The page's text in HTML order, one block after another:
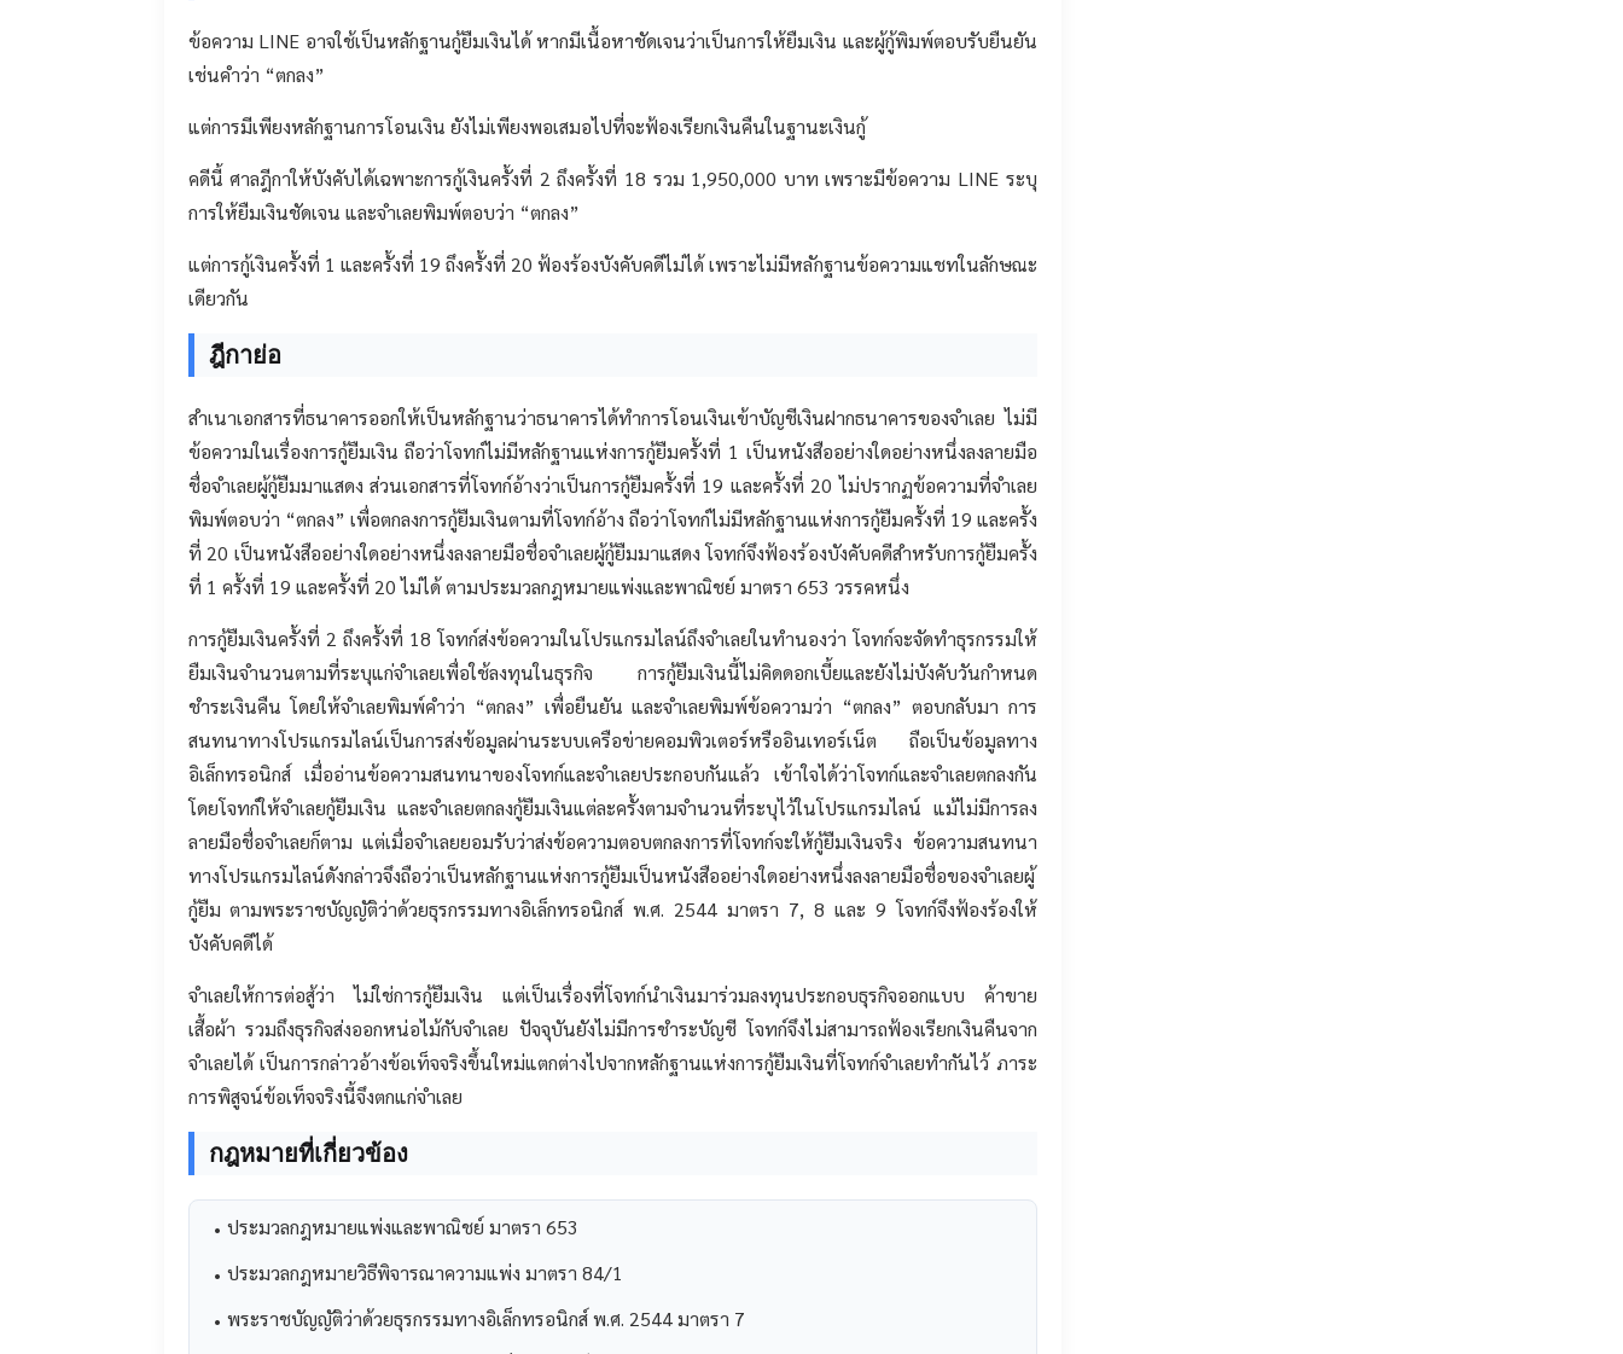
ข้อความ LINE อาจใช้เป็นหลักฐานกู้ยืมเงินได้ หากมีเนื้อหาชัดเจนว่าเป็นการให้ยืมเงิน และผู้กู้พิมพ์ตอบรับยืนยัน
เช่นคำว่า “ตกลง”
แต่การมีเพียงหลักฐานการโอนเงิน ยังไม่เพียงพอเสมอไปที่จะฟ้องเรียกเงินคืนในฐานะเงินกู้
คดีนี้ ศาลฎีกาให้บังคับได้เฉพาะการกู้เงินครั้งที่ 2 ถึงครั้งที่ 18 รวม 1,950,000 บาท เพราะมีข้อความ LINE ระบุ
การให้ยืมเงินชัดเจน และจำเลยพิมพ์ตอบว่า “ตกลง”
แต่การกู้เงินครั้งที่ 1 และครั้งที่ 19 ถึงครั้งที่ 20 ฟ้องร้องบังคับคดีไม่ได้ เพราะไม่มีหลักฐานข้อความแชทในลักษณะ
เดียวกัน
ฎีกาย่อ
สำเนาเอกสารที่ธนาคารออกให้เป็นหลักฐานว่าธนาคารได้ทำการโอนเงินเข้าบัญชีเงินฝากธนาคารของจำเลย ไม่มี
ข้อความในเรื่องการกู้ยืมเงิน ถือว่าโจทก์ไม่มีหลักฐานแห่งการกู้ยืมครั้งที่ 1 เป็นหนังสืออย่างใดอย่างหนึ่งลงลายมือ
ชื่อจำเลยผู้กู้ยืมมาแสดง ส่วนเอกสารที่โจทก์อ้างว่าเป็นการกู้ยืมครั้งที่ 19 และครั้งที่ 20 ไม่ปรากฏข้อความที่จำเลย
พิมพ์ตอบว่า “ตกลง” เพื่อตกลงการกู้ยืมเงินตามที่โจทก์อ้าง ถือว่าโจทก์ไม่มีหลักฐานแห่งการกู้ยืมครั้งที่ 19 และครั้ง
ที่ 20 เป็นหนังสืออย่างใดอย่างหนึ่งลงลายมือชื่อจำเลยผู้กู้ยืมมาแสดง โจทก์จึงฟ้องร้องบังคับคดีสำหรับการกู้ยืมครั้ง
ที่ 1 ครั้งที่ 19 และครั้งที่ 20 ไม่ได้ ตามประมวลกฎหมายแพ่งและพาณิชย์ มาตรา 653 วรรคหนึ่ง
การกู้ยืมเงินครั้งที่ 2 ถึงครั้งที่ 18 โจทก์ส่งข้อความในโปรแกรมไลน์ถึงจำเลยในทำนองว่า โจทก์จะจัดทำธุรกรรมให้
ยืมเงินจำนวนตามที่ระบุแก่จำเลยเพื่อใช้ลงทุนในธุรกิจ การกู้ยืมเงินนี้ไม่คิดดอกเบี้ยและยังไม่บังคับวันกำหนด
ชำระเงินคืน โดยให้จำเลยพิมพ์คำว่า “ตกลง” เพื่อยืนยัน และจำเลยพิมพ์ข้อความว่า “ตกลง” ตอบกลับมา การ
สนทนาทางโปรแกรมไลน์เป็นการส่งข้อมูลผ่านระบบเครือข่ายคอมพิวเตอร์หรืออินเทอร์เน็ต ถือเป็นข้อมูลทาง
อิเล็กทรอนิกส์ เมื่ออ่านข้อความสนทนาของโจทก์และจำเลยประกอบกันแล้ว เข้าใจได้ว่าโจทก์และจำเลยตกลงกัน
โดยโจทก์ให้จำเลยกู้ยืมเงิน และจำเลยตกลงกู้ยืมเงินแต่ละครั้งตามจำนวนที่ระบุไว้ในโปรแกรมไลน์ แม้ไม่มีการลง
ลายมือชื่อจำเลยก็ตาม แต่เมื่อจำเลยยอมรับว่าส่งข้อความตอบตกลงการที่โจทก์จะให้กู้ยืมเงินจริง ข้อความสนทนา
ทางโปรแกรมไลน์ดังกล่าวจึงถือว่าเป็นหลักฐานแห่งการกู้ยืมเป็นหนังสืออย่างใดอย่างหนึ่งลงลายมือชื่อของจำเลยผู้
กู้ยืม ตามพระราชบัญญัติว่าด้วยธุรกรรมทางอิเล็กทรอนิกส์ พ.ศ. 2544 มาตรา 7, 8 และ 9 โจทก์จึงฟ้องร้องให้
บังคับคดีได้
จำเลยให้การต่อสู้ว่า ไม่ใช่การกู้ยืมเงิน แต่เป็นเรื่องที่โจทก์นำเงินมาร่วมลงทุนประกอบธุรกิจออกแบบ ค้าขาย
เสื้อผ้า รวมถึงธุรกิจส่งออกหน่อไม้กับจำเลย ปัจจุบันยังไม่มีการชำระบัญชี โจทก์จึงไม่สามารถฟ้องเรียกเงินคืนจาก
จำเลยได้ เป็นการกล่าวอ้างข้อเท็จจริงขึ้นใหม่แตกต่างไปจากหลักฐานแห่งการกู้ยืมเงินที่โจทก์จำเลยทำกันไว้ ภาระ
การพิสูจน์ข้อเท็จจริงนี้จึงตกแก่จำเลย
กฎหมายที่เกี่ยวข้อง
ประมวลกฎหมายแพ่งและพาณิชย์ มาตรา 653
ประมวลกฎหมายวิธีพิจารณาความแพ่ง มาตรา 84/1
พระราชบัญญัติว่าด้วยธุรกรรมทางอิเล็กทรอนิกส์ พ.ศ. 2544 มาตรา 7